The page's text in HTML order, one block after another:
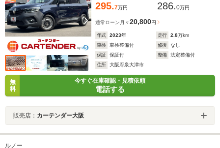
295.7万円 286.0万円
通常ローン 月々20,800円
年式 2023年 走行 2.8万km
車検
車検整備付 修復
なし
保証
保証付 整備
法定整備付
住所
大阪府泉大津市
無
料
今すぐ在庫確認・見積依頼
電話する
販売店： カーテンダー大阪
ルノー